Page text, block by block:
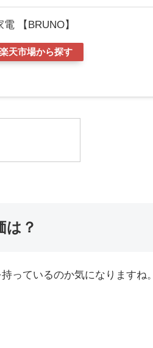
【BRUNO】
楽天市場から探す
は？
っているのか気になりますね。